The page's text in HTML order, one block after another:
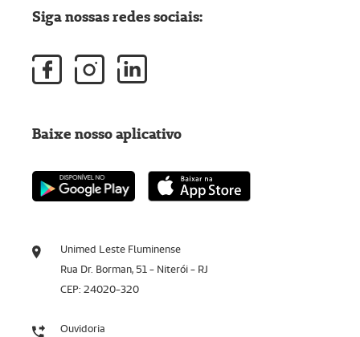
Unimed Leste Fluminense
Rua Dr. Borman, 51 - Niterói - RJ
CEP: 24020-320
Ouvidoria
Siga nossas redes sociais:
Baixe nosso aplicativo